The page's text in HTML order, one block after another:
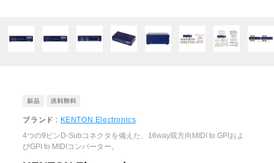
ブランド : KENTON Electronics
4つの9ピンD-Subコネクタを備えた、16way双方向MIDI to GPIおよ
びGPI to MIDIコンバーター。